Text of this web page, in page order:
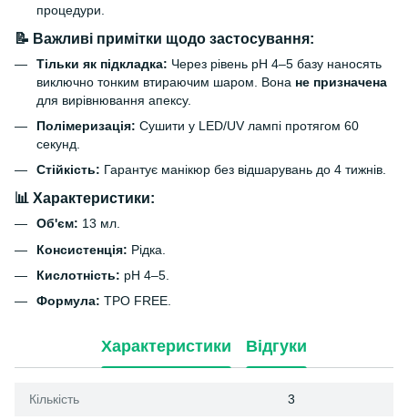
процедури.
📝 Важливі примітки щодо застосування:
Тільки як підкладка: Через рівень pH 4–5 базу наносять
виключно тонким втираючим шаром. Вона не призначена
для вирівнювання апексу.
Полімеризація: Сушити у LED/UV лампі протягом 60
секунд.
Стійкість: Гарантує манікюр без відшарувань до 4 тижнів.
📊 Характеристики:
Об'єм: 13 мл.
Консистенція: Рідка.
Кислотність: pH 4–5.
Формула: TPO FREE.
Характеристики Відгуки
Кількість 3